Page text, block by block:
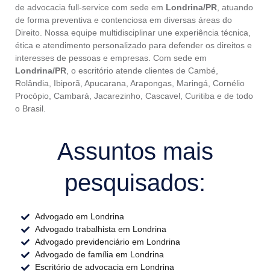
de advocacia full-service com sede em Londrina/PR , atuando
de forma preventiva e contenciosa em diversas áreas do
Direito. Nossa equipe multidisciplinar une experiência técnica,
ética e atendimento personalizado para defender os direitos e
interesses de pessoas e empresas. Com sede em
Londrina/PR , o escritório atende clientes de Cambé,
Rolândia, Ibiporã, Apucarana, Arapongas, Maringá, Cornélio
Procópio, Cambará, Jacarezinho, Cascavel, Curitiba e de todo
o Brasil.
Assuntos mais
pesquisados:
Advogado em Londrina
Advogado trabalhista em Londrina
Advogado previdenciário em Londrina
Advogado de família em Londrina
Escritório de advocacia em Londrina